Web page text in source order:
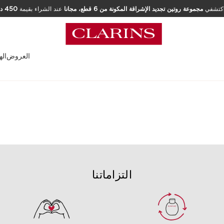
مجموعة روتين تجديد الإشراقة المكونة من 6 قطع، مجانا عند الشراء بقيمة
العروض
التزاماتنا